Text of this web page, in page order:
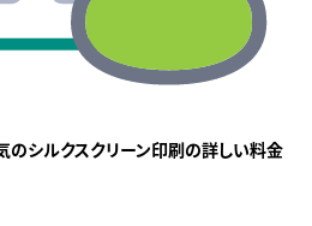
のシルクスクリーン印刷の詳しい料金